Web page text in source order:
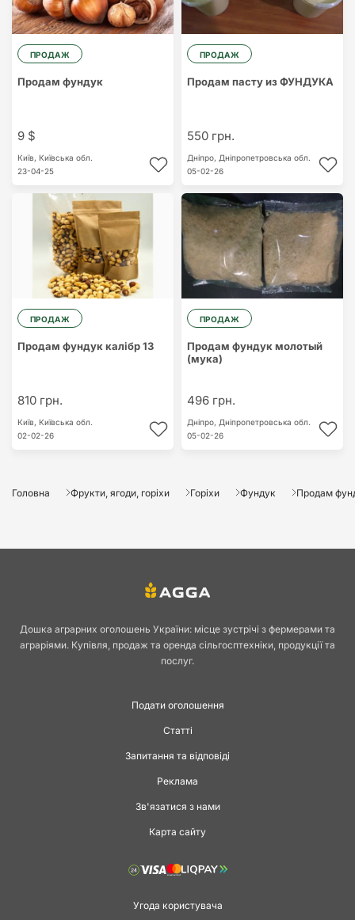
ПРОДАЖ
Продам фундук
9 $
Київ, Київська обл.
23-04-25
ПРОДАЖ
Продам пасту из ФУНДУКА
550 грн.
Дніпро, Дніпропетровська обл.
05-02-26
ПРОДАЖ
Продам фундук калібр 13
810 грн.
Київ, Київська обл.
02-02-26
ПРОДАЖ
Продам фундук молотый
(мука)
496 грн.
Дніпро, Дніпропетровська обл.
05-02-26
Головна Фрукти, ягоди, горіхи Горіхи Фундук Продам
Дошка аграрних оголошень України: місце зустрічі з фермерами та
аграріями. Купівля, продаж та оренда сільгосптехніки, продукції та
послуг.
Подати оголошення
Статті
Запитання та відповіді
Реклама
Зв'язатися з нами
Карта сайту
Угода користувача